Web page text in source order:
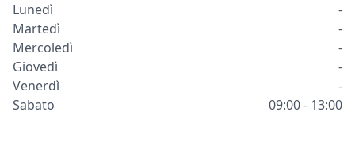
Lunedì
-
Martedì
-
Mercoledì
-
Giovedì
-
Venerdì
-
Sabato
09:00 - 13:00